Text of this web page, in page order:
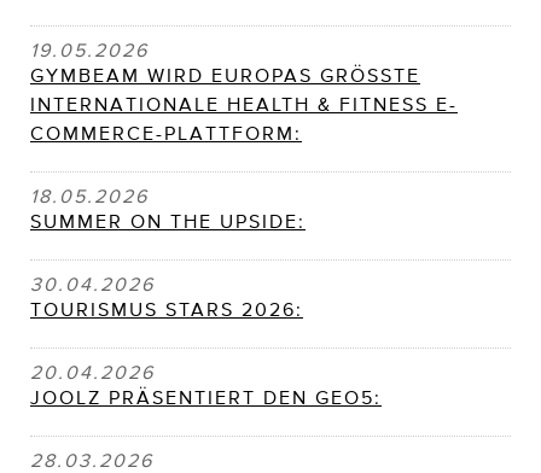
19.05.2026
GYMBEAM WIRD EUROPAS GRÖSSTE
INTERNATIONALE HEALTH & FITNESS E-
COMMERCE-PLATTFORM:
18.05.2026
SUMMER ON THE UPSIDE:
30.04.2026
TOURISMUS STARS 2026:
20.04.2026
JOOLZ PRÄSENTIERT DEN GEO5:
28.03.2026